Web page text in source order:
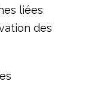
liées
des